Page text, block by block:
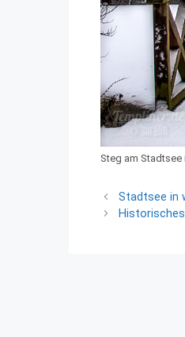
Steg am Stadtsee
Stadtsee in